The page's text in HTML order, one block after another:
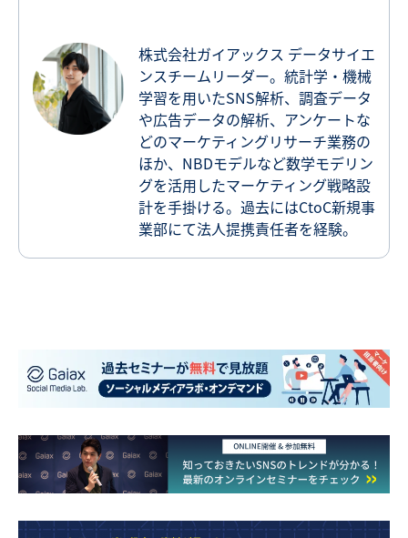
株式会社ガイアックス データサイエ
ンスチームリーダー。統計学・機械
学習を用いたSNS解析、調査データ
や広告データの解析、アンケートな
どのマーケティングリサーチ業務の
ほか、NBDモデルなど数学モデリン
グを活用したマーケティング戦略設
計を手掛ける。過去にはCtoC新規事
業部にて法人提携責任者を経験。